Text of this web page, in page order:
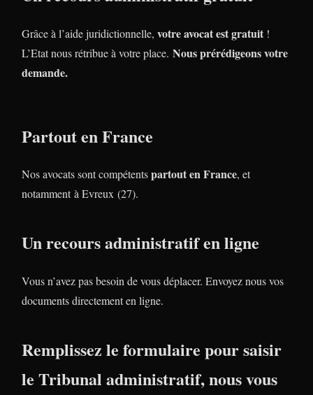
Grâce à l’aide juridictionnelle, votre avocat est gratuit !
L’Etat nous rétribue à votre place. Nous prérédigeons votre
demande.
Partout en France
Nos avocats sont compétentspartout en France, et
notamment à Evreux (27).
Un recours administratif en ligne
Vous n’avez pas besoin de vous déplacer. Envoyez nous vos
documents directement en ligne.
Remplissez le formulaire pour saisir
le Tribunal administratif, nous vous